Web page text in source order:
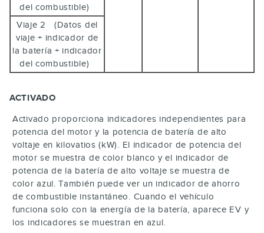
del combustible)
Viaje 2 (Datos del
viaje + indicador de
la batería + indicador
del combustible)
ACTIVADO
Activado proporciona indicadores independientes para
potencia del motor y la potencia de batería de alto
voltaje en kilovatios (kW). El indicador de potencia del
motor se muestra de color blanco y el indicador de
potencia de la batería de alto voltaje se muestra de
color azul. También puede ver un indicador de ahorro
de combustible instantáneo. Cuando el vehículo
funciona solo con la energía de la batería, aparece EV y
los indicadores se muestran en azul.